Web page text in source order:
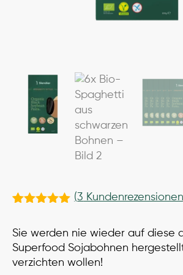
von 5,
basierend
auf
Kundenbewertungen
(3
Sie werden nie wieder auf diese
Superfood Sojabohnen
verzichten wollen!